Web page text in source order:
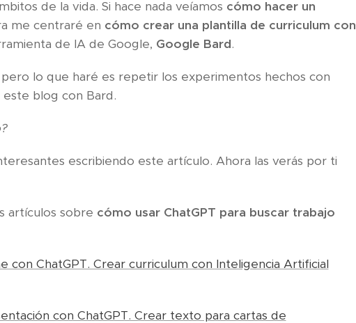
de la vida. Si hace nada veíamos cómo hacer un
me centraré en cómo crear una plantilla de curriculum con
de IA de Google, Google Bard.
lo que haré es repetir los experimentos hechos con
blog con Bard.
escribiendo este artículo. Ahora las verás por ti
artículos sobre cómo usar ChatGPT para buscar trabajo
con ChatGPT. Crear curriculum con Inteligencia Artificial
con ChatGPT. Crear texto para cartas de